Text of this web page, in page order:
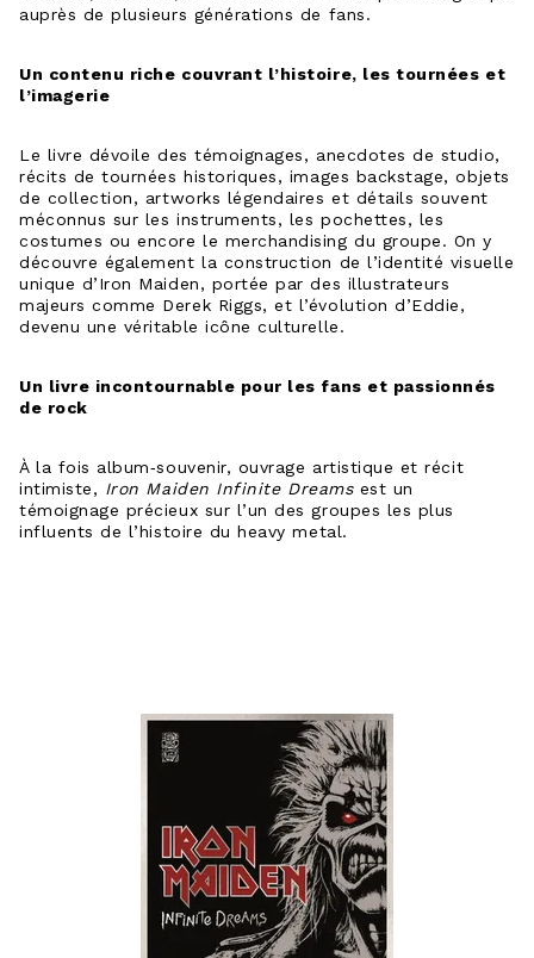
auprès de plusieurs générations de fans.
Un contenu riche couvrant l’histoire, les tournées et
l’imagerie
Le livre dévoile des témoignages, anecdotes de studio,
récits de tournées historiques, images backstage, objets
de collection, artworks légendaires et détails souvent
méconnus sur les instruments, les pochettes, les
costumes ou encore le merchandising du groupe. On y
découvre également la construction de l’identité visuelle
unique d’Iron Maiden, portée par des illustrateurs
majeurs comme Derek Riggs, et l’évolution d’Eddie,
devenu une véritable icône culturelle.
Un livre incontournable pour les fans et passionnés
de rock
À la fois album‑souvenir, ouvrage artistique et récit
intimiste, Iron Maiden Infinite Dreamsest un
témoignage précieux sur l’un des groupes les plus
influents de l’histoire du heavy metal.